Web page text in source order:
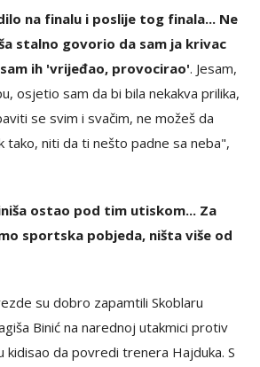
na finalu i poslije tog finala... Ne
stalno govorio da sam ja krivac
ih 'vrijeđao, provocirao'. Jesam,
osjetio sam da bi bila nekakva prilika,
se svim i svačim, ne možeš da
tako, niti da ti nešto padne sa neba",
ostao pod tim utiskom... Za
sportska pobjeda, ništa više od
su dobro zapamtili Skoblaru
Binić na narednoj utakmici protiv
kidisao da povredi trenera Hajduka. S